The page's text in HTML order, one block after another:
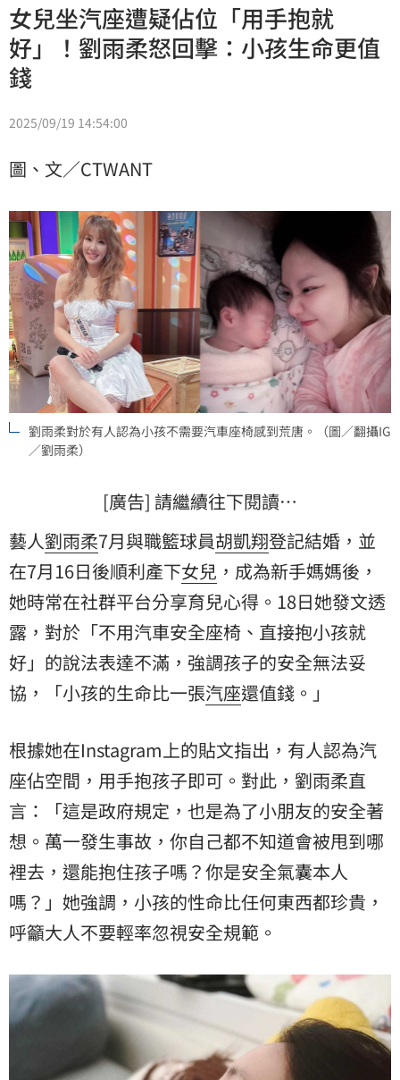
女兒坐汽座遭疑佔位「用手抱就
好」！劉雨柔怒回擊：小孩生命更值
錢
2025/09/19 14:54:00
圖、文／CTWANT
劉雨柔對於有人認為小孩不需要汽車座椅感到荒唐。（圖／翻攝IG
／劉雨柔）
[廣告] 請繼續往下閱讀…
藝人劉雨柔7月與職籃球員胡凱翔登記結婚，並
在7月16日後順利產下女兒 ，成為新手媽媽後，
她時常在社群平台分享育兒心得。18日她發文透
露，對於「不用汽車安全座椅、直接抱小孩就
好」的說法表達不滿，強調孩子的安全無法妥
協，「小孩的生命比一張汽座還值錢。」
根據她在Instagram上的貼文指出，有人認為汽
座佔空間，用手抱孩子即可。對此，劉雨柔直
言：「這是政府規定，也是為了小朋友的安全著
想。萬一發生事故，你自己都不知道會被甩到哪
裡去，還能抱住孩子嗎？你是安全氣囊本人
嗎？」她強調，小孩的性命比任何東西都珍貴，
呼籲大人不要輕率忽視安全規範。